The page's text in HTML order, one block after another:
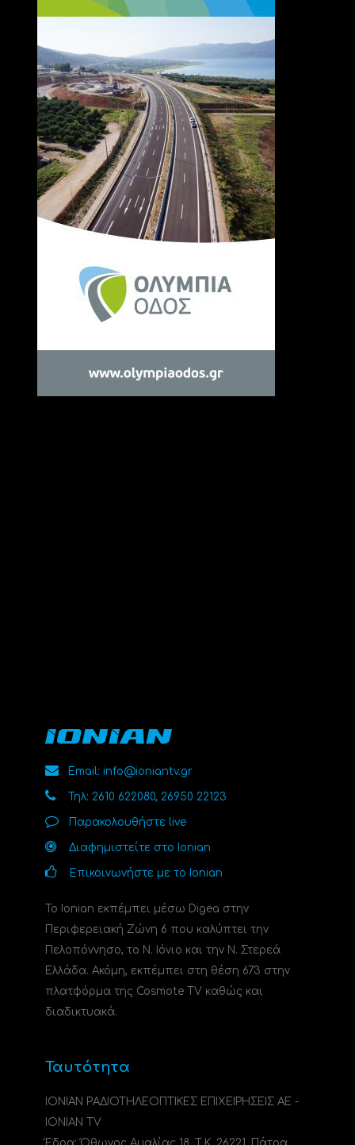
Email: info@ioniantv.gr
Τηλ: 2610 622080, 26950 22123
Παρακολουθήστε live
Διαφημιστείτε στο Ionian
Επικοινωνήστε με το Ionian
Το Ionian εκπέμπει μέσω Digea στην
Περιφερειακή Ζώνη 6 που καλύπτει την
Πελοπόννησο, το N. Ιόνιο και την Ν. Στερεά
Ελλάδα. Ακόμη, εκπέμπει στη θέση 673 στην
πλατφόρμα της Cosmote TV καθώς και
διαδικτυακά.
Ταυτότητα
ΙΟΝΙΑΝ ΡΑΔΙΟΤΗΛΕΟΠΤΙΚΕΣ ΕΠΙΧΕΙΡΗΣΕΙΣ ΑΕ -
IONIAN TV